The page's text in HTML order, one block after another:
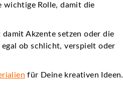
wichtige Rolle, damit die
Akzente setzen oder die
ob schlicht, verspielt oder
für Deine kreativen Ideen.